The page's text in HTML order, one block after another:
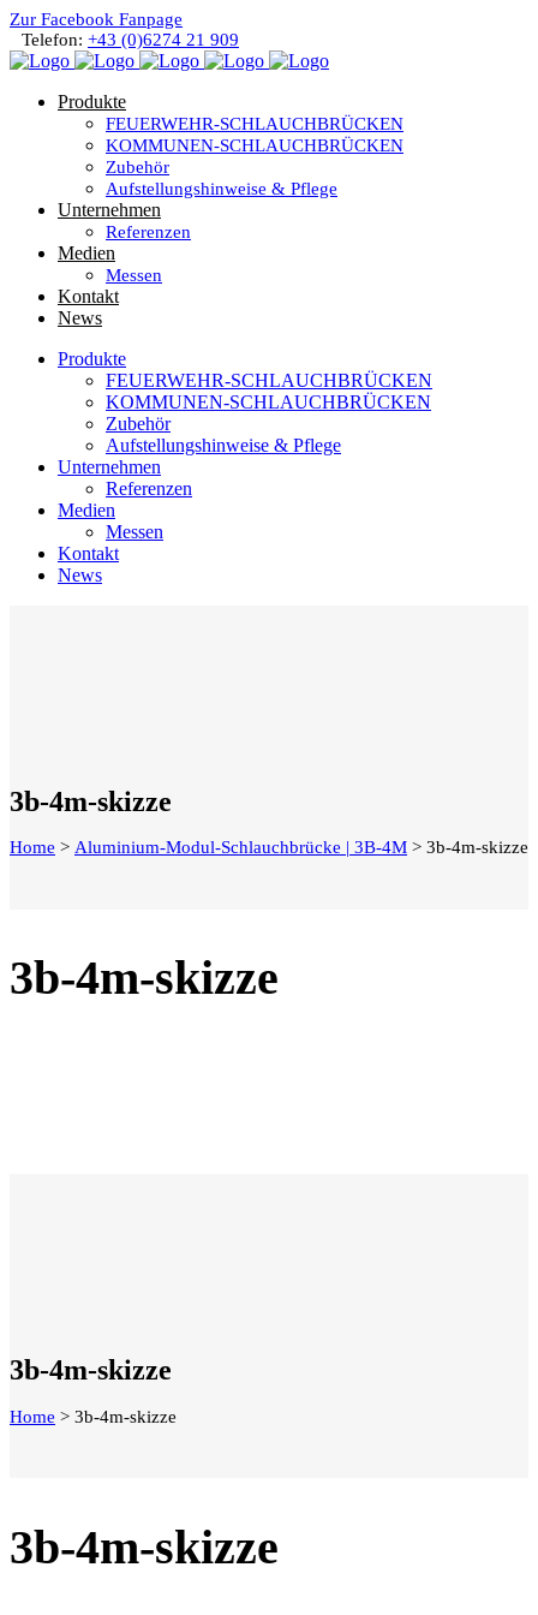
Zur Facebook Fanpage
Telefon: +43 (0)6274 21 909
Produkte
FEUERWEHR-SCHLAUCHBRÜCKEN
KOMMUNEN-SCHLAUCHBRÜCKEN
Zubehör
Aufstellungshinweise & Pflege
Unternehmen
Referenzen
Medien
Messen
Kontakt
News
Produkte
FEUERWEHR-SCHLAUCHBRÜCKEN
KOMMUNEN-SCHLAUCHBRÜCKEN
Zubehör
Aufstellungshinweise & Pflege
Unternehmen
Referenzen
Medien
Messen
Kontakt
News
3b-4m-skizze
Home > Aluminium-Modul-Schlauchbrücke | 3B-4M > 3b-4m-skizze
3b-4m-skizze
3b-4m-skizze
Home > 3b-4m-skizze
3b-4m-skizze